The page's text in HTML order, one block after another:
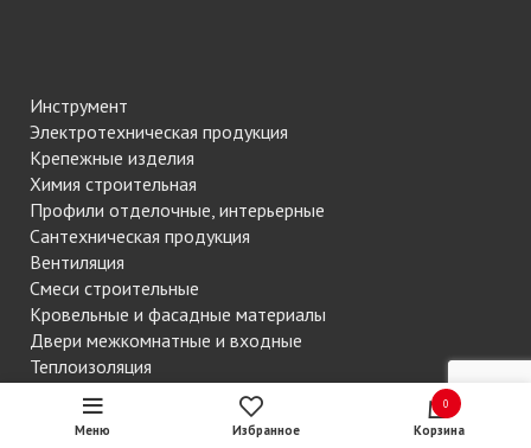
Инструмент
Электротехническая продукция
Крепежные изделия
Химия строительная
Профили отделочные, интерьерные
Сантехническая продукция
Вентиляция
Смеси строительные
Кровельные и фасадные материалы
Двери межкомнатные и входные
Теплоизоляция
Листовой материал
Замочно-скобяные изделия
Меню Избранное
0
Корзина